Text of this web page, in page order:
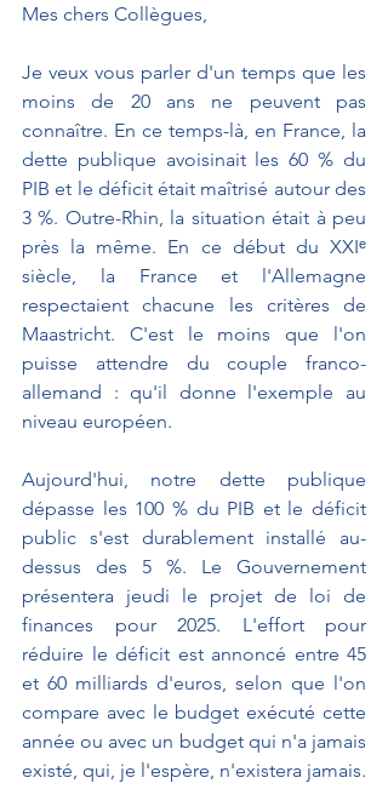
Mes chers Collègues,
Je veux vous parler d'un temps que les
moins de 20 ans ne peuvent pas
connaître. En ce temps-là, en France, la
dette publique avoisinait les 60 % du
PIB et le déficit était maîtrisé autour des
3 %. Outre-Rhin, la situation était à peu
près la même. En ce début du XXIᵉ
siècle, la France et l'Allemagne
respectaient chacune les critères de
Maastricht. C'est le moins que l'on
puisse attendre du couple franco-
allemand : qu'il donne l'exemple au
niveau européen.
Aujourd'hui, notre dette publique
dépasse les 100 % du PIB et le déficit
public s'est durablement installé au-
dessus des 5 %. Le Gouvernement
présentera jeudi le projet de loi de
finances pour 2025. L'effort pour
réduire le déficit est annoncé entre 45
et 60 milliards d'euros, selon que l'on
compare avec le budget exécuté cette
année ou avec un budget qui n'a jamais
existé, qui, je l'espère, n'existera jamais.